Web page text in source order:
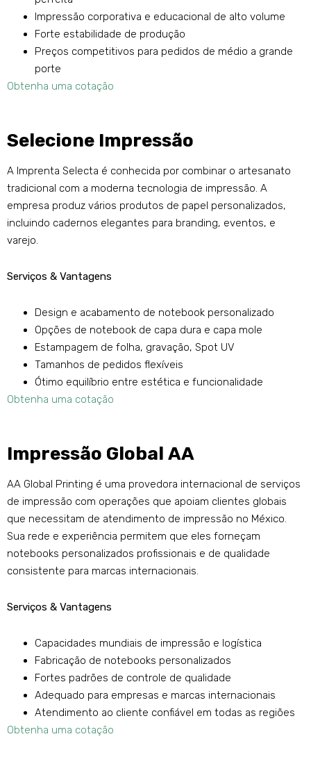
Impressão corporativa e educacional de alto volume
Forte estabilidade de produção
Preços competitivos para pedidos de médio a grande
porte
Obtenha uma cotação
Selecione Impressão
A Imprenta Selecta é conhecida por combinar o artesanato
tradicional com a moderna tecnologia de impressão. A
empresa produz vários produtos de papel personalizados,
incluindo cadernos elegantes para branding, eventos, e
varejo.
Serviços & Vantagens
Design e acabamento de notebook personalizado
Opções de notebook de capa dura e capa mole
Estampagem de folha, gravação, Spot UV
Tamanhos de pedidos flexíveis
Ótimo equilíbrio entre estética e funcionalidade
Obtenha uma cotação
Impressão Global AA
AA Global Printing é uma provedora internacional de serviços
de impressão com operações que apoiam clientes globais
que necessitam de atendimento de impressão no México.
Sua rede e experiência permitem que eles forneçam
notebooks personalizados profissionais e de qualidade
consistente para marcas internacionais.
Serviços & Vantagens
Capacidades mundiais de impressão e logística
Fabricação de notebooks personalizados
Fortes padrões de controle de qualidade
Adequado para empresas e marcas internacionais
Atendimento ao cliente confiável em todas as regiões
Obtenha uma cotação